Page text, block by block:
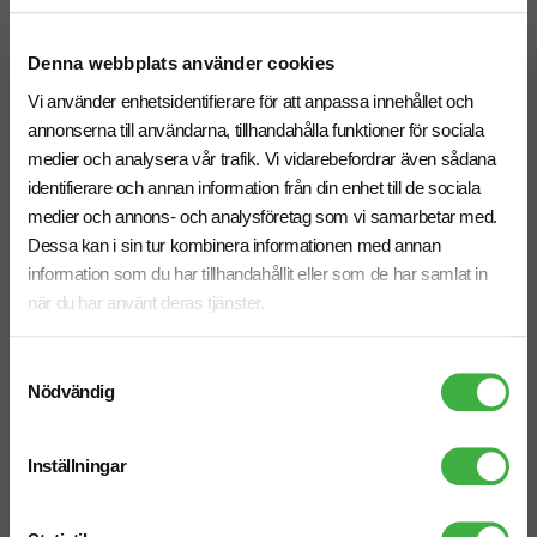
Denna webbplats använder cookies
Vi använder enhetsidentifierare för att anpassa innehållet och
annonserna till användarna, tillhandahålla funktioner för sociala
medier och analysera vår trafik. Vi vidarebefordrar även sådana
identifierare och annan information från din enhet till de sociala
medier och annons- och analysföretag som vi samarbetar med.
Dessa kan i sin tur kombinera informationen med annan
information som du har tillhandahållit eller som de har samlat in
när du har använt deras tjänster.
Nödvändig
Inställningar
Relaterade produkter
• Merinoull